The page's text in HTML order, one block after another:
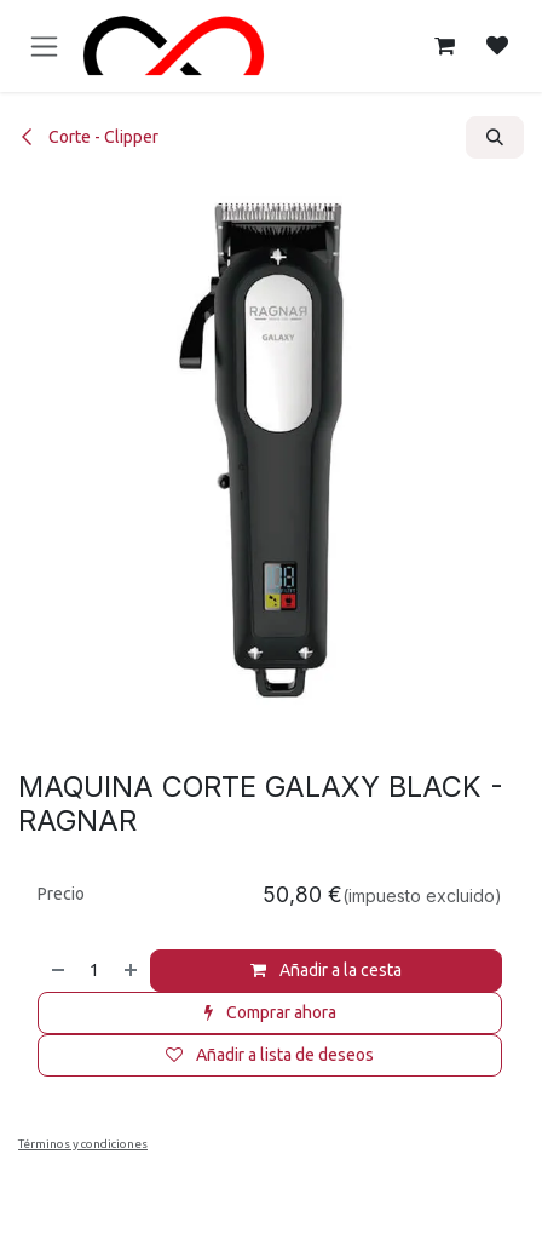
Corte - Clipper
MAQUINA CORTE GALAXY BLACK -
RAGNAR
Añadir a la cesta
Comprar ahora
Añadir a lista de deseos
Precio 50,80 €(impuesto excluido)
Términos y condiciones